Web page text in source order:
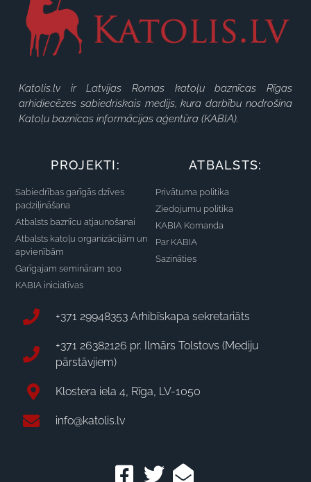
Katolis.lv ir Latvijas Romas katoļu baznīcas Rīgas
arhidiecēzes sabiedriskais medijs, kura darbību nodrošina
Katoļu baznīcas informācijas aģentūra (KABIA).
PROJEKTI:
Sabiedrības garīgās dzīves
padziļināšana
Atbalsts baznīcu atjaunošanai
Atbalsts katoļu organizācijām un
apvienībām
Garīgajam semināram 100
KABIA iniciatīvas
ATBALSTS:
Privātuma politika
Ziedojumu politika
KABIA Komanda
Par KABIA
Sazināties
+371 29948353 Arhibīskapa sekretariāts
+371 26382126 pr. Ilmārs Tolstovs (Mediju
pārstāvjiem)
Klostera iela 4, Rīga, LV-1050
info@katolis.lv